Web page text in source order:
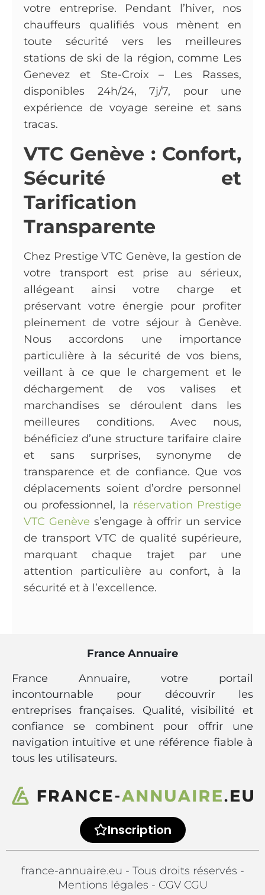
votre entreprise. Pendant l’hiver, nos
chauffeurs qualifiés vous mènent en
toute sécurité vers les meilleures
stations de ski de la région, comme Les
Genevez et Ste-Croix – Les Rasses,
disponibles 24h/24, 7j/7, pour une
expérience de voyage sereine et sans
tracas.
VTC Genève : Confort,
Sécurité et
Tarification
Transparente
Chez Prestige VTC Genève, la gestion de
votre transport est prise au sérieux,
allégeant ainsi votre charge et
préservant votre énergie pour profiter
pleinement de votre séjour à Genève.
Nous accordons une importance
particulière à la sécurité de vos biens,
veillant à ce que le chargement et le
déchargement de vos valises et
marchandises se déroulent dans les
meilleures conditions. Avec nous,
bénéficiez d’une structure tarifaire claire
et sans surprises, synonyme de
transparence et de confiance. Que vos
déplacements soient d’ordre personnel
ou professionnel, la réservation Prestige
VTC Genève s’engage à offrir un service
de transport VTC de qualité supérieure,
marquant chaque trajet par une
attention particulière au confort, à la
sécurité et à l’excellence.
France Annuaire
France Annuaire, votre portail
incontournable pour découvrir les
entreprises françaises. Qualité, visibilité et
confiance se combinent pour offrir une
navigation intuitive et une référence fiable à
tous les utilisateurs.
Inscription
france-annuaire.eu - Tous droits réservés -
Mentions légales - CGV CGU